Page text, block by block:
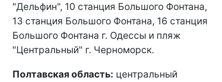
"Дельфин", 10 станция Большого Фонтана,
13 станция Большого Фонтана, 16 станция
Большого Фонтана г. Одессы и пляж
"Центральный" г. Черноморск.
Полтавская область: центральный